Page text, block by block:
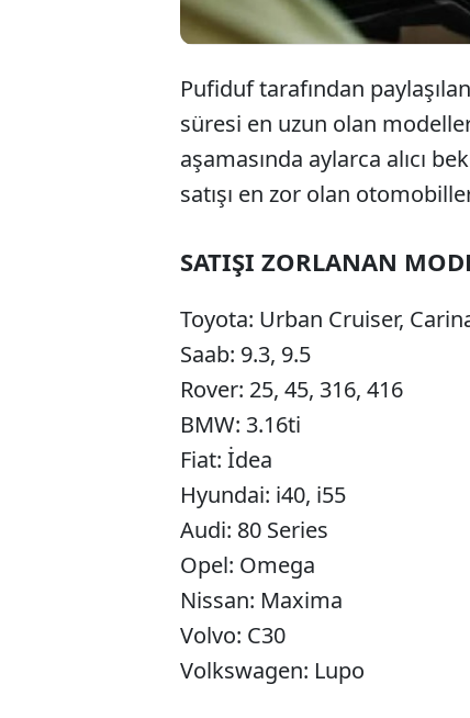
Pufiduf tarafından
süresi en uzun olan
aşamasında aylarca alıcı
satışı en zor olan
SATIŞI ZORLANAN
Toyota: Urban Cruiser,
Saab: 9.3, 9.5
Rover: 25, 45, 316, 416
BMW: 3.16ti
Fiat: İdea
Hyundai: i40, i55
Audi: 80 Series
Opel: Omega
Nissan: Maxima
Volvo: C30
Volkswagen: Lupo